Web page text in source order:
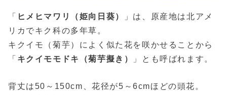
「 ヒメヒマワリ（姫向日葵）
」は、原産地は北アメ
リカでキク科の多年草。
キクイモ（菊芋）によく似た花を咲かせることから
「 キクイモモドキ（菊芋擬き） 」とも呼ばれます。
背丈は50～150cm、花径が5～6cmほどの頭花。